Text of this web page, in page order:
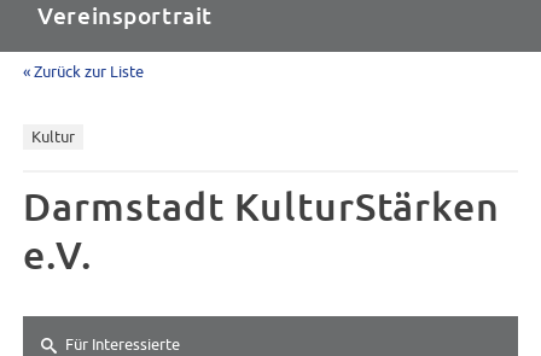
Vereinsportrait
« Zurück zur Liste
Kultur
Darmstadt KulturStärken
e.V.
Für Interessierte